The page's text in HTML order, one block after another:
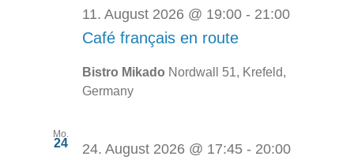
11. August 2026 @ 19:00- 21:00
Café français en route
Bistro Mikado Nordwall 51, Krefeld,
Germany
Mo.
24 24. August 2026 @ 17:45- 20:00